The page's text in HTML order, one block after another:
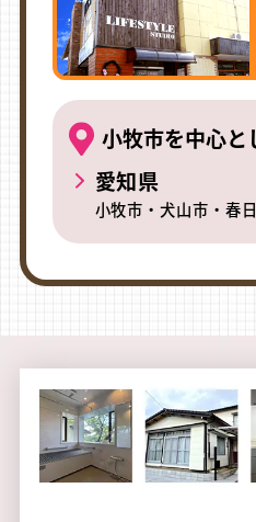
小牧市を中心と
愛知県
小牧市・犬山市・春